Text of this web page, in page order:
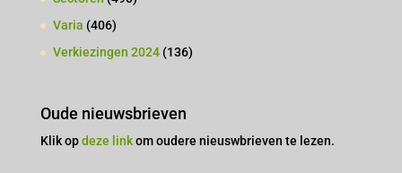
Varia (406)
Verkiezingen 2024(136)
Oude nieuwsbrieven
Klik opdeze linkom oudere nieuswbrieven te lezen.